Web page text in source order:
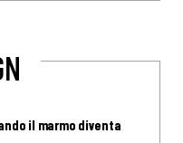
il marmo diventa